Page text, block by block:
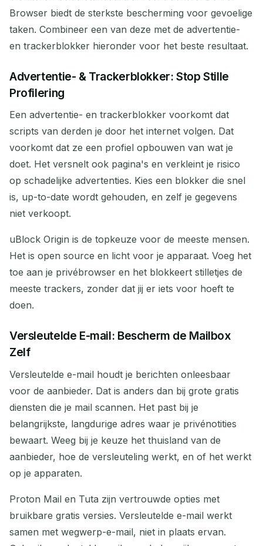
Browser biedt de sterkste bescherming voor gevoelige
taken. Combineer een van deze met de advertentie-
en trackerblokker hieronder voor het beste resultaat.
Advertentie- & Trackerblokker: Stop Stille
Profilering
Een advertentie- en trackerblokker voorkomt dat
scripts van derden je door het internet volgen. Dat
voorkomt dat ze een profiel opbouwen van wat je
doet. Het versnelt ook pagina's en verkleint je risico
op schadelijke advertenties. Kies een blokker die snel
is, up-to-date wordt gehouden, en zelf je gegevens
niet verkoopt.
uBlock Origin is de topkeuze voor de meeste mensen.
Het is open source en licht voor je apparaat. Voeg het
toe aan je privébrowser en het blokkeert stilletjes de
meeste trackers, zonder dat jij er iets voor hoeft te
doen.
Versleutelde E-mail: Bescherm de Mailbox
Zelf
Versleutelde e-mail houdt je berichten onleesbaar
voor de aanbieder. Dat is anders dan bij grote gratis
diensten die je mail scannen. Het past bij je
belangrijkste, langdurige adres waar je privénotities
bewaart. Weeg bij je keuze het thuisland van de
aanbieder, hoe de versleuteling werkt, en of het werkt
op je apparaten.
Proton Mail en Tuta zijn vertrouwde opties met
bruikbare gratis versies. Versleutelde e-mail werkt
samen met wegwerp-e-mail, niet in plaats ervan.